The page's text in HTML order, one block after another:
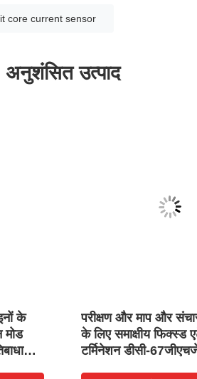
core current sensor
अनुशंसित उत्पाद
के
मोड
परीक्षण और माप और
के लिए समाक्षीय फिक्स्ड
टर्मिनेशन डीसी-